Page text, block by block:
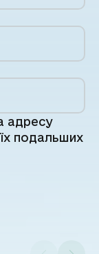
адресу
подальших